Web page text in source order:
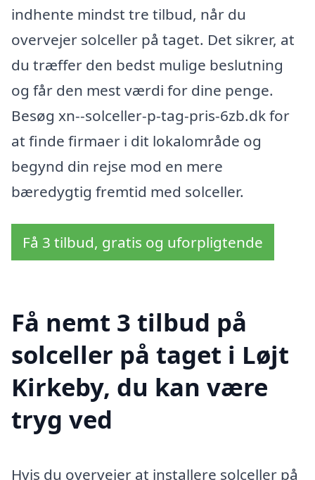
indhente mindst tre tilbud, når du
overvejer solceller på taget. Det sikrer, at
du træffer den bedst mulige beslutning
og får den mest værdi for dine penge.
Besøg xn--solceller-p-tag-pris-6zb.dk for
at finde firmaer i dit lokalområde og
begynd din rejse mod en mere
bæredygtig fremtid med solceller.
Få 3 tilbud, gratis og uforpligtende
Få nemt 3 tilbud på
solceller på taget i Løjt
Kirkeby, du kan være
tryg ved
Hvis du overvejer at installere solceller på